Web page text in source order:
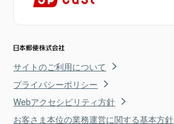
サイトのご利用について
プライバシーポリシー
Webアクセシビリティ方針
お客さま本位の業務運営に関する基本方針